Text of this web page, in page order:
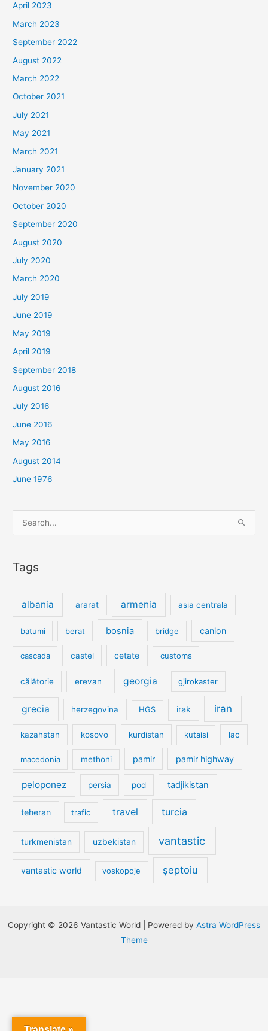
April 2023
March 2023
September 2022
August 2022
March 2022
October 2021
July 2021
May 2021
March 2021
January 2021
November 2020
October 2020
September 2020
August 2020
July 2020
March 2020
July 2019
June 2019
May 2019
April 2019
September 2018
August 2016
July 2016
June 2016
May 2016
August 2014
June 1976
Search
for:
Tags
albania ararat armenia asia centrala
batumi berat bosnia bridge canion
cascada castel cetate customs
călătorie erevan georgia gjirokaster
grecia herzegovina HGS irak iran
kazahstan kosovo kurdistan kutaisi lac
macedonia methoni pamir pamir highway
peloponez persia pod tadjikistan
teheran trafic travel turcia
turkmenistan uzbekistan vantastic
vantastic world voskopoje șeptoiu
Copyright © 2026 Vantastic World | Powered by Astra WordPress
Theme